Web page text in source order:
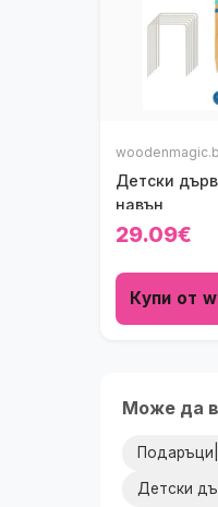
Детски
навън
29.09€
Купи от
Може да
Детски